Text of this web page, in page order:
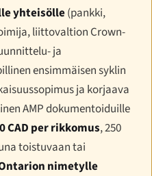
yhteisölle(pankki,
liittovaltion Crown-
ja
ensimmäisen syklin
ja korjaava
AMP dokumentoiduille
CAD per rikkomus, 250
toistuvaan tai
nimetylle